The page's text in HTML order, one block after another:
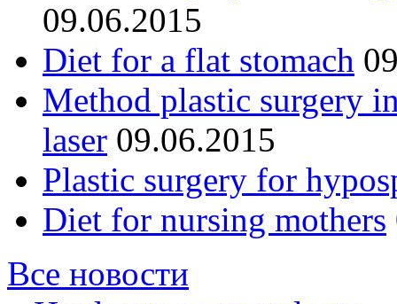
09.06.2015
Diet for a flat stomach
Method plastic surgery
laser 09.06.2015
Plastic surgery for
Diet for nursing mothers
Все новости